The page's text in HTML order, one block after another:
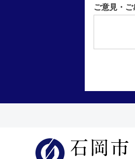
ご意見・